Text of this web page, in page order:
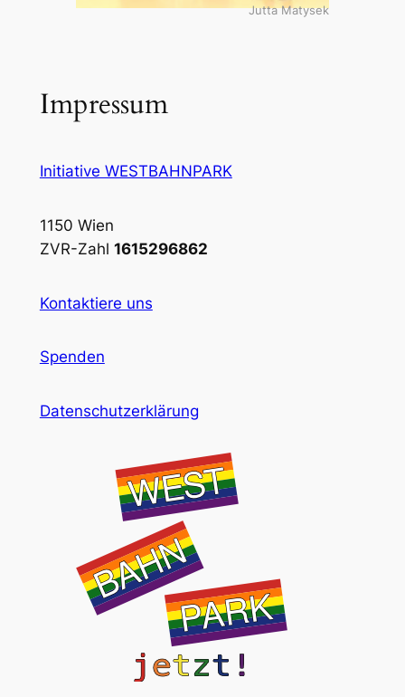
Jutta Matysek
Impressum
Initiative WESTBAHNPARK
1150 Wien
ZVR-Zahl 1615296862
Kontaktiere uns
Spenden
Datenschutzerklärung